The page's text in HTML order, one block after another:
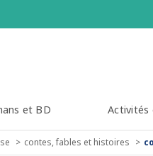
et BD Activités
contes, fables et histoires